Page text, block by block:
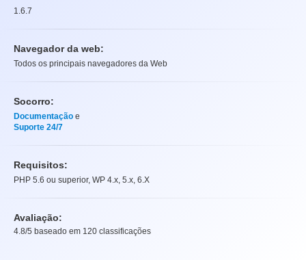
1.6.7
Navegador da web:
Todos os principais navegadores da Web
Socorro:
Documentação e
Suporte 24/7
Requisitos:
PHP 5.6 ou superior, WP 4.x, 5.x, 6.X
Avaliação:
4.8/5 baseado em 120 classificações